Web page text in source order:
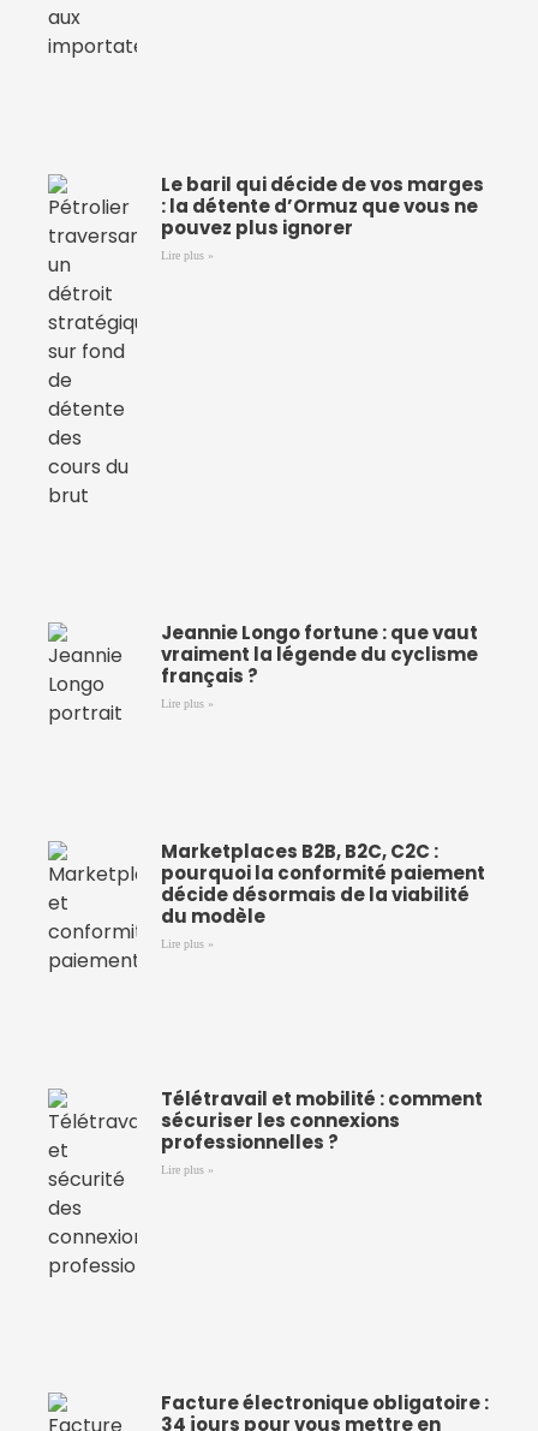
Le baril qui décide de vos marges
: la détente d’Ormuz que vous ne
pouvez plus ignorer
Lire plus »
Jeannie Longo fortune : que vaut
vraiment la légende du cyclisme
français ?
Lire plus »
Marketplaces B2B, B2C, C2C :
pourquoi la conformité paiement
décide désormais de la viabilité
du modèle
Lire plus »
Télétravail et mobilité : comment
sécuriser les connexions
professionnelles ?
Lire plus »
Facture électronique obligatoire :
34 jours pour vous mettre en